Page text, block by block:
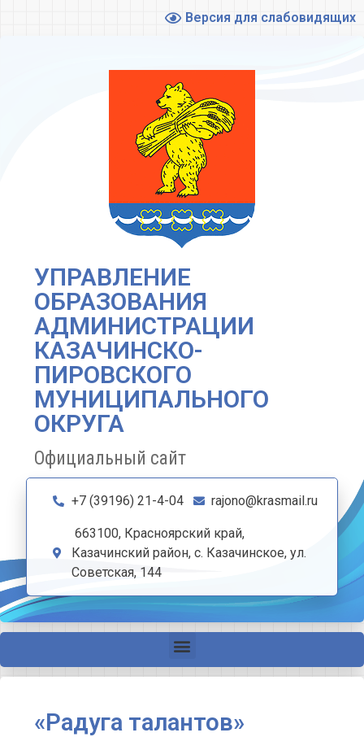
Версия для слабовидящих
УПРАВЛЕНИЕ
ОБРАЗОВАНИЯ
АДМИНИСТРАЦИИ
КАЗАЧИНСКО-
ПИРОВСКОГО
МУНИЦИПАЛЬНОГО
ОКРУГА
Официальный сайт
+7 (39196) 21-4-04 rajono@krasmail.ru
663100, Красноярский край,
Казачинский район, с. Казачинское, ул.
Советская, 144
«Радуга талантов»